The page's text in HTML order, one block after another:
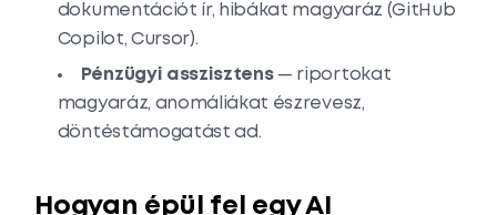
dokumentációt ír, hibákat magyaráz (GitHub
Copilot, Cursor).
Pénzügyi asszisztens— riportokat
magyaráz, anomáliákat észrevesz,
döntéstámogatást ad.
Hogyan épül fel egy AI